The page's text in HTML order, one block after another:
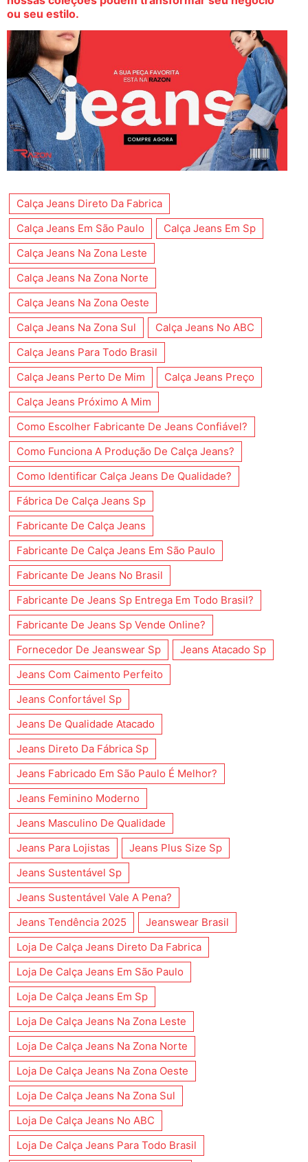
ou seu estilo.
Calça Jeans Direto Da Fabrica
Calça Jeans Em São Paulo
Calça Jeans Em Sp
Calça Jeans Na Zona Leste
Calça Jeans Na Zona Norte
Calça Jeans Na Zona Oeste
Calça Jeans Na Zona Sul
Calça Jeans No ABC
Calça Jeans Para Todo Brasil
Calça Jeans Perto De Mim
Calça Jeans Preço
Calça Jeans Próximo A Mim
Como Escolher Fabricante De Jeans Confiável?
Como Funciona A Produção De Calça Jeans?
Como Identificar Calça Jeans De Qualidade?
Fábrica De Calça Jeans Sp
Fabricante De Calça Jeans
Fabricante De Calça Jeans Em São Paulo
Fabricante De Jeans No Brasil
Fabricante De Jeans Sp Entrega Em Todo Brasil?
Fabricante De Jeans Sp Vende Online?
Fornecedor De Jeanswear Sp
Jeans Atacado Sp
Jeans Com Caimento Perfeito
Jeans Confortável Sp
Jeans De Qualidade Atacado
Jeans Direto Da Fábrica Sp
Jeans Fabricado Em São Paulo É Melhor?
Jeans Feminino Moderno
Jeans Masculino De Qualidade
Jeans Para Lojistas
Jeans Plus Size Sp
Jeans Sustentável Sp
Jeans Sustentável Vale A Pena?
Jeans Tendência 2025
Jeanswear Brasil
Loja De Calça Jeans Direto Da Fabrica
Loja De Calça Jeans Em São Paulo
Loja De Calça Jeans Em Sp
Loja De Calça Jeans Na Zona Leste
Loja De Calça Jeans Na Zona Norte
Loja De Calça Jeans Na Zona Oeste
Loja De Calça Jeans Na Zona Sul
Loja De Calça Jeans No ABC
Loja De Calça Jeans Para Todo Brasil